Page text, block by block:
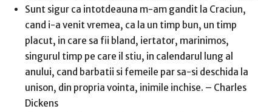
Sunt sigur ca intotdeauna m-am gandit la Craciun,
cand i-a venit vremea, ca la un timp bun, un timp
placut, in care sa fii bland, iertator, marinimos,
singurul timp pe care il stiu, in calendarul lung al
anului, cand barbatii si femeile par sa-si deschida la
unison, din propria vointa, inimile inchise. – Charles
Dickens